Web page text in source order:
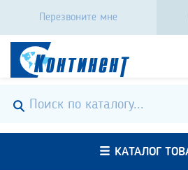
Перезвоните мне
КАТАЛОГ